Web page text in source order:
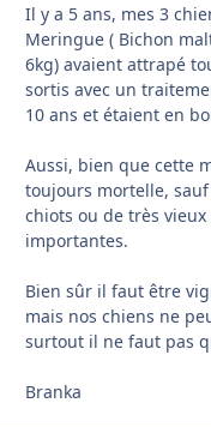
Il y a 5 ans, mes 3
Meringue ( Bichon
6kg) avaient attrapé
sortis avec un
10 ans et étaient en
Aussi, bien que cette
toujours mortelle,
chiots ou de très
importantes.
Bien sûr il faut être
mais nos chiens ne
surtout il ne faut pas
Branka